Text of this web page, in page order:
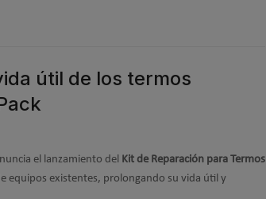
útil de los termos
el lanzamiento del Kit de Reparación para Termos
equipos existentes, prolongando su vida útil y